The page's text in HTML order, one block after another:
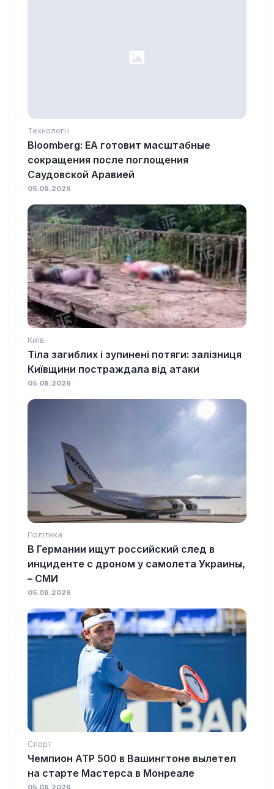
Технології
Bloomberg: EA готовит масштабные
сокращения после поглощения
Саудовской Аравией
05.08.2026
Київ
Тіла загиблих і зупинені потяги: залізниця
Київщини постраждала від атаки
05.08.2026
Політика
В Германии ищут российский след в
инциденте с дроном у самолета Украины,
– СМИ
05.08.2026
Спорт
Чемпион ATP 500 в Вашингтоне вылетел
на старте Мастерса в Монреале
05.08.2026